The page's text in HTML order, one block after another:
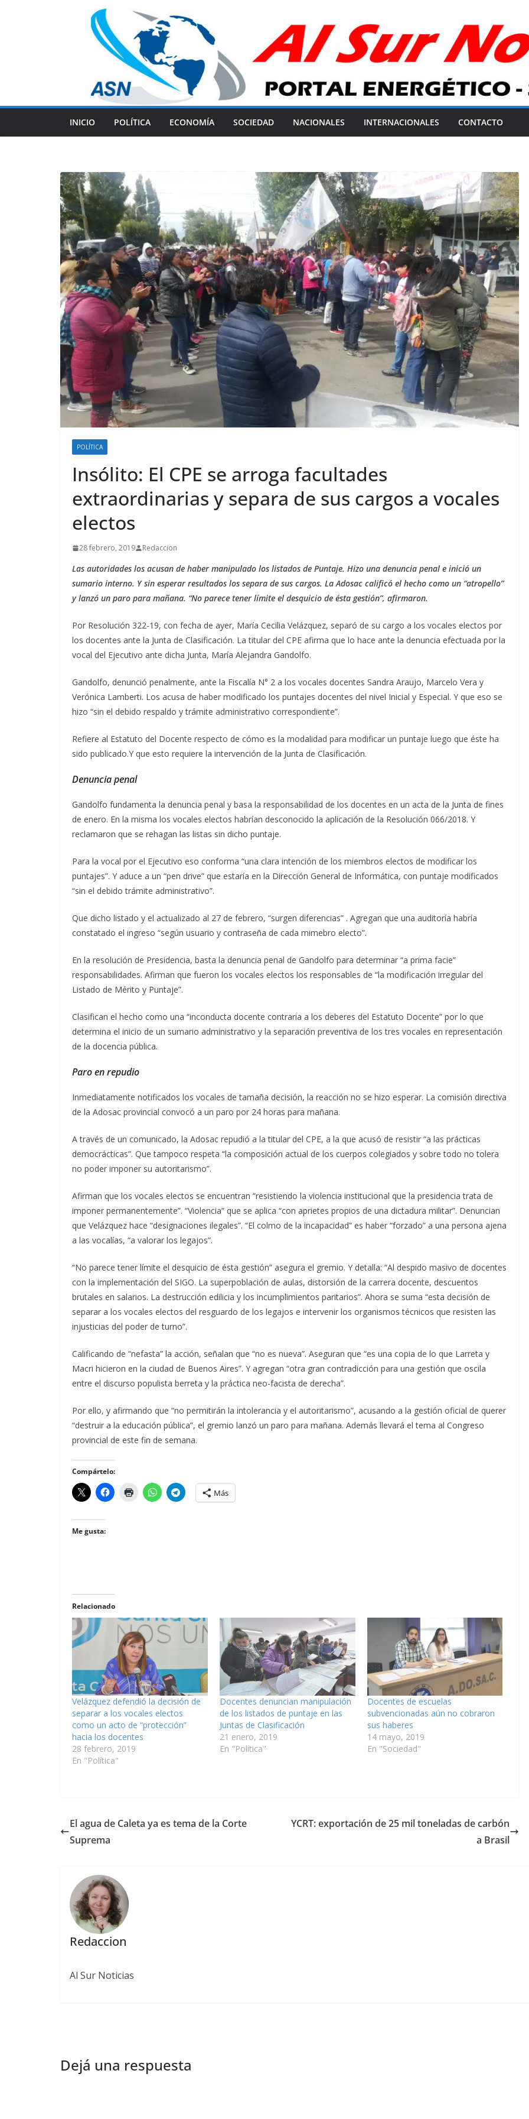
INICIO POLÍTICA ECONOMÍA SOCIEDAD NACIONALES INTERNACIONALES CONTACTO
POLÍTICA
Insólito: El CPE se arroga facultades
extraordinarias y separa de sus cargos a vocales
electos
28 febrero, 2019 Redaccion
Las autoridades los acusan de haber manipulado los listados de Puntaje. Hizo una denuncia penal e inició un
sumario interno. Y sin esperar resultados los separa de sus cargos. La Adosac calificó el hecho como un “atropello”
y lanzó un paro para mañana. “No parece tener límite el desquicio de ésta gestión”, afirmaron.
Por Resolución 322-19, con fecha de ayer, María Cecilia Velázquez, separó de su cargo a los vocales electos por
los docentes ante la Junta de Clasificación. La titular del CPE afirma que lo hace ante la denuncia efectuada por la
vocal del Ejecutivo ante dicha Junta, María Alejandra Gandolfo.
Gandolfo, denunció penalmente, ante la Fiscalía N° 2 a los vocales docentes Sandra Araujo, Marcelo Vera y
Verónica Lamberti. Los acusa de haber modificado los puntajes docentes del nivel Inicial y Especial. Y que eso se
hizo “sin el debido respaldo y trámite administrativo correspondiente”.
Refiere al Estatuto del Docente respecto de cómo es la modalidad para modificar un puntaje luego que éste ha
sido publicado.Y que esto requiere la intervención de la Junta de Clasificación.
Denuncia penal
Gandolfo fundamenta la denuncia penal y basa la responsabilidad de los docentes en un acta de la Junta de fines
de enero. En la misma los vocales electos habrían desconocido la aplicación de la Resolución 066/2018. Y
reclamaron que se rehagan las listas sin dicho puntaje.
Para la vocal por el Ejecutivo eso conforma “una clara intención de los miembros electos de modificar los
puntajes”. Y aduce a un “pen drive” que estaría en la Dirección General de Informática, con puntaje modificados
“sin el debido trámite administrativo”.
Que dicho listado y el actualizado al 27 de febrero, “surgen diferencias” . Agregan que una auditoría habría
constatado el ingreso “según usuario y contraseña de cada mimebro electo”.
En la resolución de Presidencia, basta la denuncia penal de Gandolfo para determinar “a prima facie”
responsabilidades. Afirman que fueron los vocales electos los responsables de “la modificación irregular del
Listado de Mérito y Puntaje”.
Clasifican el hecho como una “inconducta docente contraria a los deberes del Estatuto Docente” por lo que
determina el inicio de un sumario administrativo y la separación preventiva de los tres vocales en representación
de la docencia pública.
Paro en repudio
Inmediatamente notificados los vocales de tamaña decisión, la reacción no se hizo esperar. La comisión directiva
de la Adosac provincial convocó a un paro por 24 horas para mañana.
A través de un comunicado, la Adosac repudió a la titular del CPE, a la que acusó de resistir “a las prácticas
democrácticas”. Que tampoco respeta “la composición actual de los cuerpos colegiados y sobre todo no tolera
no poder imponer su autoritarismo”.
Afirman que los vocales electos se encuentran “resistiendo la violencia institucional que la presidencia trata de
imponer permanentemente”. “Violencia” que se aplica “con aprietes propios de una dictadura militar”. Denuncian
que Velázquez hace “designaciones ilegales”. “El colmo de la incapacidad” es haber “forzado” a una persona ajena
a las vocalías, “a valorar los legajos”.
“No parece tener límite el desquicio de ésta gestión” asegura el gremio. Y detalla: “Al despido masivo de docentes
con la implementación del SIGO. La superpoblación de aulas, distorsión de la carrera docente, descuentos
brutales en salarios. La destrucción edilicia y los incumplimientos paritarios”. Ahora se suma “esta decisión de
separar a los vocales electos del resguardo de los legajos e intervenir los organismos técnicos que resisten las
injusticias del poder de turno”.
Calificando de “nefasta” la acción, señalan que “no es nueva”. Aseguran que “es una copia de lo que Larreta y
Macri hicieron en la ciudad de Buenos Aires”. Y agregan “otra gran contradicción para una gestión que oscila
entre el discurso populista berreta y la práctica neo-facista de derecha”.
Por ello, y afirmando que “no permitirán la intolerancia y el autoritarismo”, acusando a la gestión oficial de querer
“destruir a la educación pública”, el gremio lanzó un paro para mañana. Además llevará el tema al Congreso
provincial de este fin de semana.
Compártelo:
Más
Me gusta:
Relacionado
Velázquez defendió la decisión de
separar a los vocales electos
como un acto de “protección”
hacia los docentes
28 febrero, 2019
En "Política"
Docentes denuncian manipulación
de los listados de puntaje en las
Juntas de Clasificación
21 enero, 2019
En "Política"
Docentes de escuelas
subvencionadas aún no cobraron
sus haberes
14 mayo, 2019
En "Sociedad"
El agua de Caleta ya es tema de la Corte
Suprema
YCRT: exportación de 25 mil toneladas de carbón
a Brasil
Redaccion
Al Sur Noticias
Dejá una respuesta